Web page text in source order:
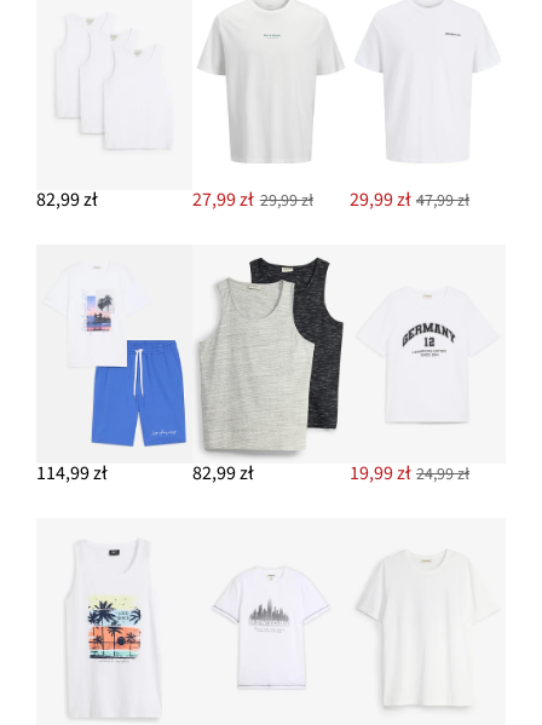
82,99 zł 27,99 zł 29,99 zł 29,99 zł 47,99 zł
114,99 zł 82,99 zł 19,99 zł 24,99 zł